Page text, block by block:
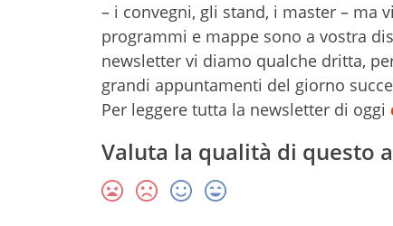
– i convegni, gli stand, i master – ma
programmi e mappe sono a vostra
newsletter vi diamo qualche dritta,
grandi appuntamenti del giorno
Per leggere tutta la newsletter di oggi
Valuta la qualità di questo